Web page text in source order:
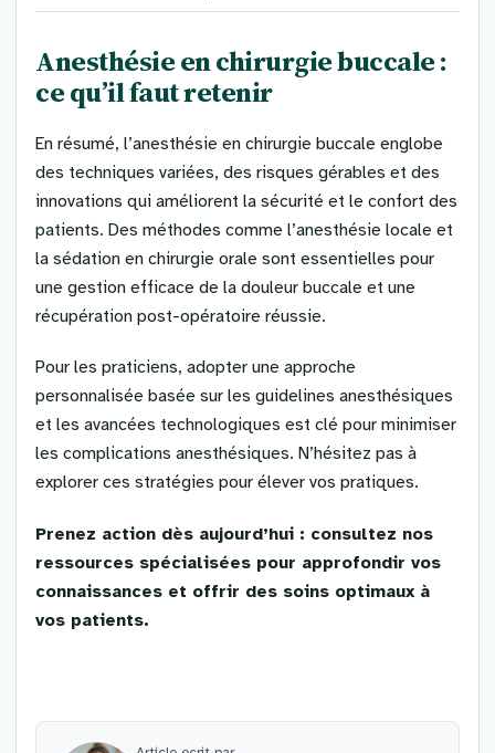
Anesthésie en chirurgie buccale :
ce qu’il faut retenir
En résumé, l’anesthésie en chirurgie buccale englobe
des techniques variées, des risques gérables et des
innovations qui améliorent la sécurité et le confort des
patients. Des méthodes comme l’anesthésie locale et
la sédation en chirurgie orale sont essentielles pour
une gestion efficace de la douleur buccale et une
récupération post-opératoire réussie.
Pour les praticiens, adopter une approche
personnalisée basée sur les guidelines anesthésiques
et les avancées technologiques est clé pour minimiser
les complications anesthésiques. N’hésitez pas à
explorer ces stratégies pour élever vos pratiques.
Prenez action dès aujourd’hui : consultez nos
ressources spécialisées pour approfondir vos
connaissances et offrir des soins optimaux à
vos patients.